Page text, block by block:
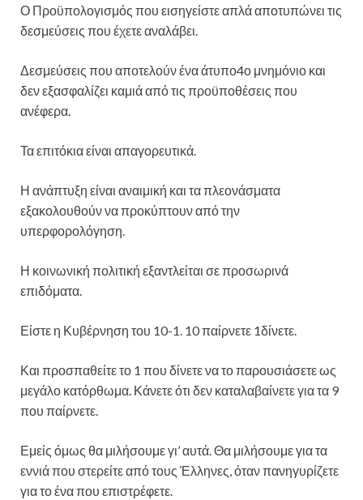
Ο Προϋπολογισμός που εισηγείστε απλά αποτυπώνει τις
δεσμεύσεις που έχετε αναλάβει.
Δεσμεύσεις που αποτελούν ένα άτυπο4ο μνημόνιο και
δεν εξασφαλίζει καμιά από τις προϋποθέσεις που
ανέφερα.
Τα επιτόκια είναι απαγορευτικά.
Η ανάπτυξη είναι αναιμική και τα πλεονάσματα
εξακολουθούν να προκύπτουν από την
υπερφορολόγηση.
Η κοινωνική πολιτική εξαντλείται σε προσωρινά
επιδόματα.
Είστε η Κυβέρνηση του 10-1. 10 παίρνετε 1δίνετε.
Και προσπαθείτε το 1 που δίνετε να το παρουσιάσετε ως
μεγάλο κατόρθωμα. Κάνετε ότι δεν καταλαβαίνετε για τα 9
που παίρνετε.
Εμείς όμως θα μιλήσουμε γι’ αυτά. Θα μιλήσουμε για τα
εννιά που στερείτε από τους Έλληνες, όταν πανηγυρίζετε
για το ένα που επιστρέφετε.